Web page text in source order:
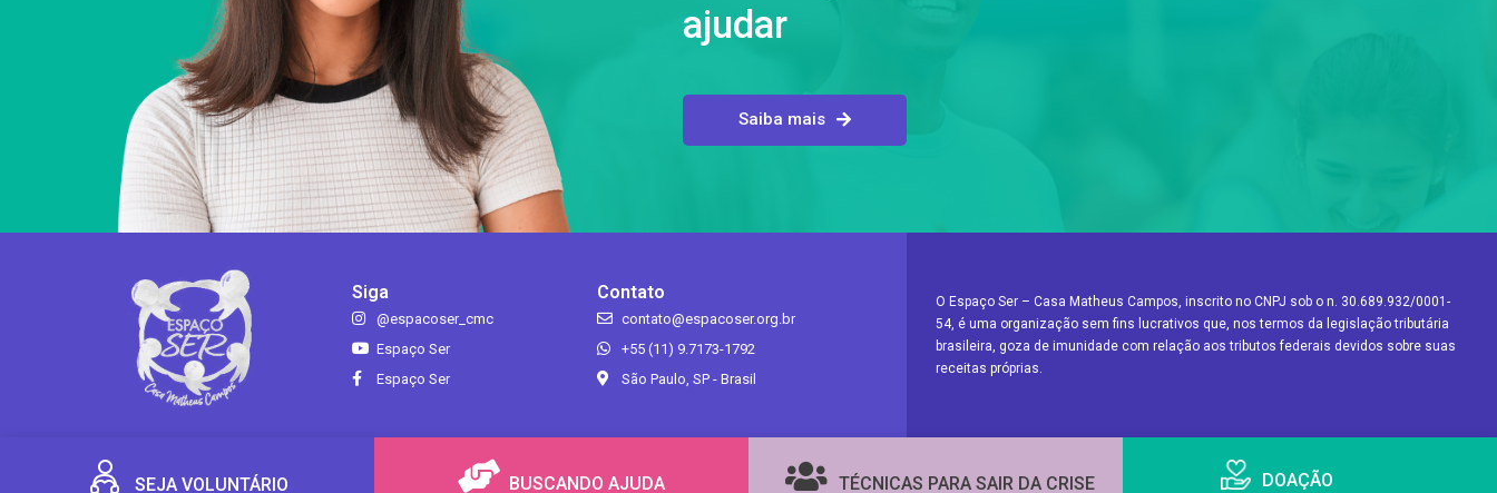
ajudar
Saiba mais
Siga
@espacoser_cmc
Espaço Ser
Espaço Ser
Contato
contato@espacoser.org.br
+55 (11) 9.7173-1792
São Paulo, SP - Brasil
O Espaço Ser – Casa Matheus Campos, inscrito no CNPJ sob o n. 30.689.932/0001-
54, é uma organização sem fins lucrativos que, nos termos da legislação tributária
brasileira, goza de imunidade com relação aos tributos federais devidos sobre suas
receitas próprias.
SEJA VOLUNTÁRIO BUSCANDO AJUDA TÉCNICAS PARA SAIR DA CRISE DOAÇÃO